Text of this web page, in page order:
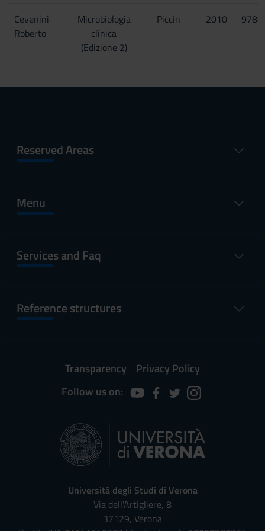
Cevenini
Roberto
Microbiologia
clinica
(Edizione 2)
Piccin 2010
Reserved Areas
Menu
Services and Faq
Reference structures
Transparency
Privacy Policy
Follow us on:
Università degli Studi di Verona
Via dell'Artigliere, 8
37129, Verona